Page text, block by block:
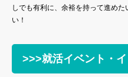
しでも有利に、余裕を持って進め
い！
>>>就活イベント・